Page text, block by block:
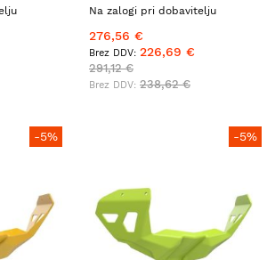
Na zalogi pri dobavitelju
276,56 €
226,69 €
291,12 €
238,62 €
-5% -5%